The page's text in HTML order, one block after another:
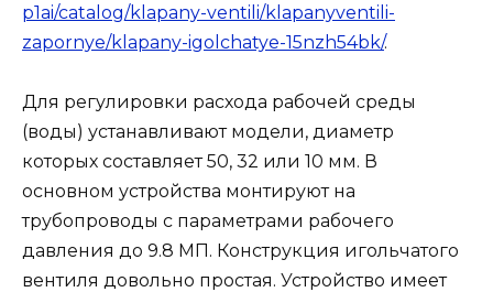
p1ai/catalog/klapany-ventili/klapanyventili-
zapornye/klapany-igolchatye-15nzh54bk/.
Для регулировки расхода рабочей среды
(воды) устанавливают модели, диаметр
которых составляет 50, 32 или 10 мм. В
основном устройства монтируют на
трубопроводы с параметрами рабочего
давления до 9.8 МП. Конструкция игольчатого
вентиля довольно простая. Устройство имеет